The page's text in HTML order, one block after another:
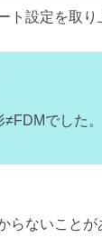
ト設定を取り
でした。
らないこと